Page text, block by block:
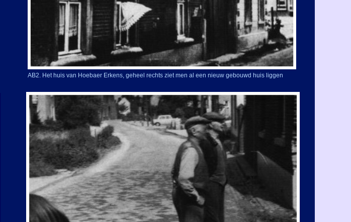
AB2. Het huis van Hoebaer Erkens, geheel rechts ziet men al een nieuw gebouwd huis liggen